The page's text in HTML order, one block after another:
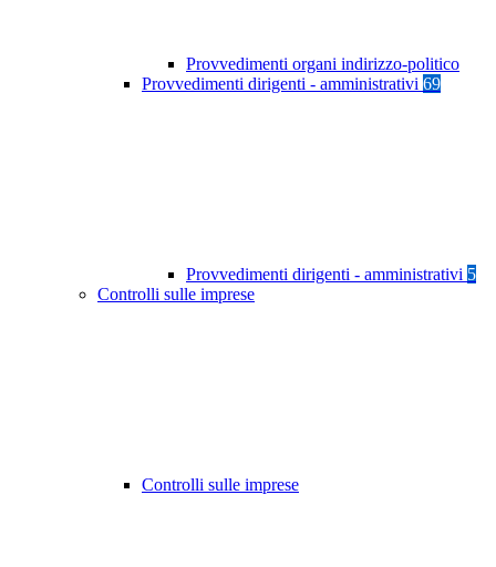
Provvedimenti organi indirizzo-politico
Provvedimenti dirigenti - amministrativi 69
Provvedimenti dirigenti - amministrativi 5
Controlli sulle imprese
Controlli sulle imprese